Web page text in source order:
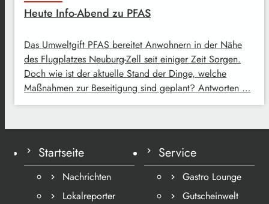
Heute Info-Abend zu PFAS
Das Umweltgift PFAS bereitet Anwohnern in der Nähe
des Flugplatzes Neuburg-Zell seit einiger Zeit Sorgen.
Doch wie ist der aktuelle Stand der Dinge, welche
Maßnahmen zur Beseitigung sind geplant? Antworten …
Startseite
Nachrichten
Lokalreporter
Service
Gastro Lounge
Gutscheinwelt